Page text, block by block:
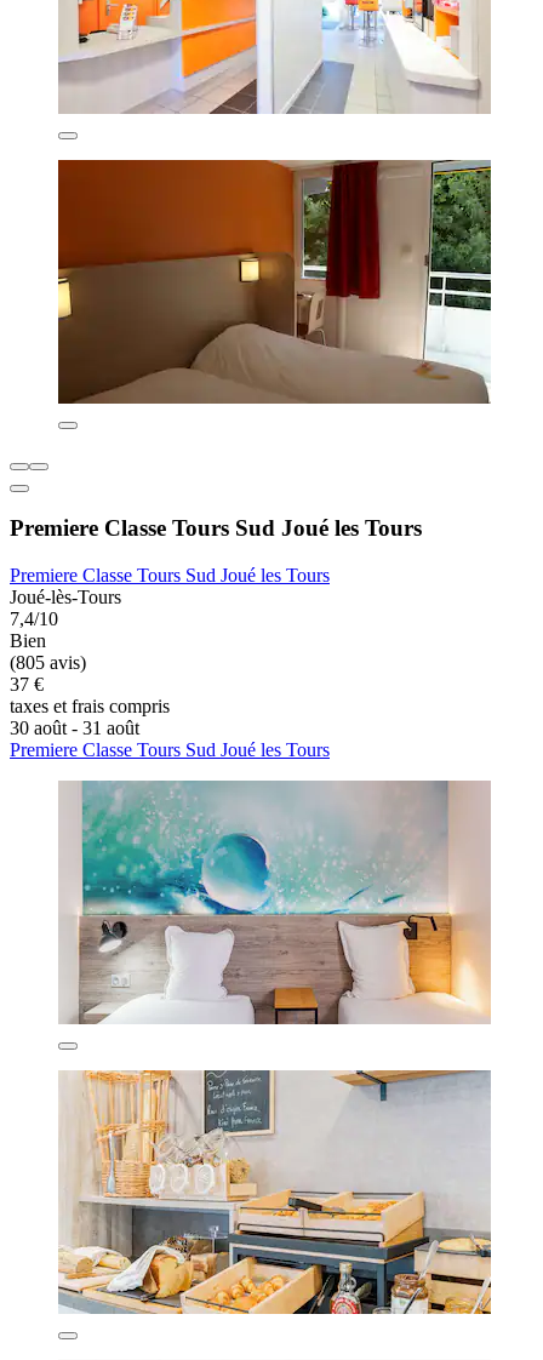
Premiere Classe Tours Sud Joué les Tours
Premiere Classe Tours Sud Joué les Tours
Joué-lès-Tours
7,4/10
Bien
(805 avis)
37 €
taxes et frais compris
30 août - 31 août
Premiere Classe Tours Sud Joué les Tours